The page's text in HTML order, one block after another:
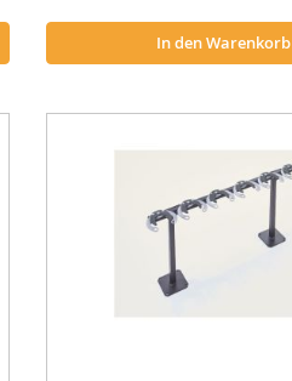
In den Warenkorb